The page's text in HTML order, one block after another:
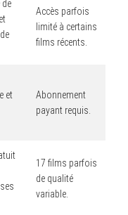
de
Accès parfois
limité à certains
films récents.
et
Abonnement
payant requis.
17 films parfois
de qualité
variable.